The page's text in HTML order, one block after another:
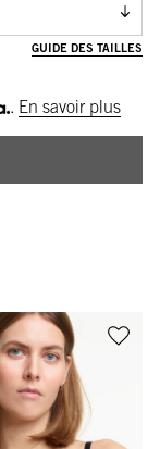
GUIDE DES TAILLES
. En savoir plus